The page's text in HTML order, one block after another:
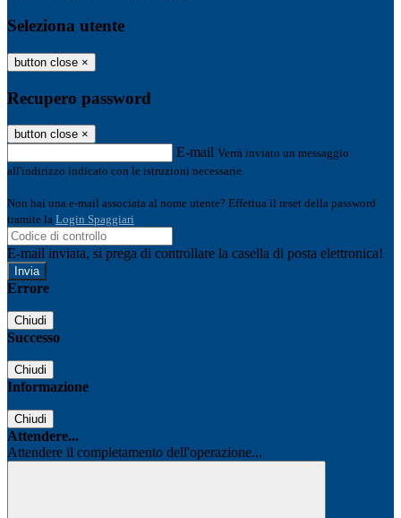
Seleziona utente
button close ×
Recupero password
button close ×
E-mail Verrà inviato un messaggio
all'indirizzo indicato con le istruzioni necessarie.
Non hai una e-mail associata al nome utente? Effettua il reset della password
tramite la Login Spaggiari
E-mail inviata, si prega di controllare la casella di posta elettronica!
Errore
Chiudi
Successo
Chiudi
Informazione
Chiudi
Attendere...
Attendere il completamento dell'operazione...